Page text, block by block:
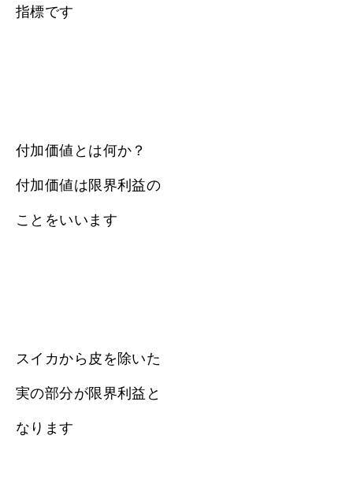
指標です
付加価値とは何か？
付加価値は限界利益の
ことをいいます
スイカから皮を除いた
実の部分が限界利益と
なります